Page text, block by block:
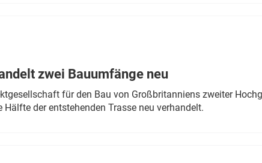
zwei Bauumfänge neu
für den Bau von Großbritanniens zweiter
der entstehenden Trasse neu verhandelt.